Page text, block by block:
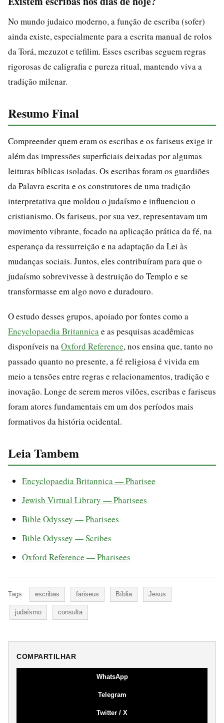
No mundo judaico moderno, a função de escriba (sofer)
ainda existe, especialmente para a escrita manual de rolos
da Torá, mezuzot e tefilim. Esses escribas seguem regras
rigorosas de caligrafia e pureza ritual, mantendo viva a
tradição milenar.
Resumo Final
Compreender quem eram os escribas e os fariseus exige ir
além das impressões superficiais deixadas por algumas
leituras bíblicas isoladas. Os escribas foram os guardiões
da Palavra escrita e os construtores de uma tradição
interpretativa que moldou o judaísmo e influenciou o
cristianismo. Os fariseus, por sua vez, representavam um
movimento vibrante, focado na aplicação prática da fé, na
esperança da ressurreição e na adaptação da Lei às
mudanças sociais. Juntos, eles contribuíram para que o
judaísmo sobrevivesse à destruição do Templo e se
transformasse em algo novo e duradouro.
O estudo desses grupos, apoiado por fontes como a
Encyclopaedia Britannica e as pesquisas acadêmicas
disponíveis na Oxford Reference, nos ensina que, tanto no
passado quanto no presente, a fé religiosa é vivida em
meio a tensões entre regras e relacionamentos, tradição e
inovação. Longe de serem meros vilões, escribas e fariseus
foram atores fundamentais em um dos períodos mais
formativos da história ocidental.
Leia Tambem
Encyclopaedia Britannica — Pharisee
Jewish Virtual Library — Pharisees
Bible Odyssey — Pharisees
Bible Odyssey — Scribes
Oxford Reference — Pharisees
Tags: escribas fariseus Bíblia Jesus
judaísmo consulta
COMPARTILHAR
WhatsApp
Telegram
Twitter / X